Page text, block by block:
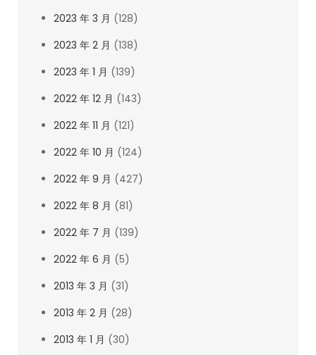
2023 年 3 月 (128)
2023 年 2 月 (138)
2023 年 1 月 (139)
2022 年 12 月 (143)
2022 年 11 月 (121)
2022 年 10 月 (124)
2022 年 9 月 (427)
2022 年 8 月 (81)
2022 年 7 月 (139)
2022 年 6 月 (5)
2013 年 3 月 (31)
2013 年 2 月 (28)
2013 年 1 月 (30)